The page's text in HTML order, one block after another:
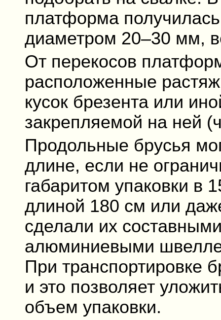
платформа
диаметром 20–30 мм,
От перекосов
расположенные
кусок брезента или
закрепляемой на ней
Продольные брусья
длине, если не
габаритом упаковки в
длиной 180 см или
сделали их
алюминиевыми
При транспортировке
и это позволяет
объем упаковки.